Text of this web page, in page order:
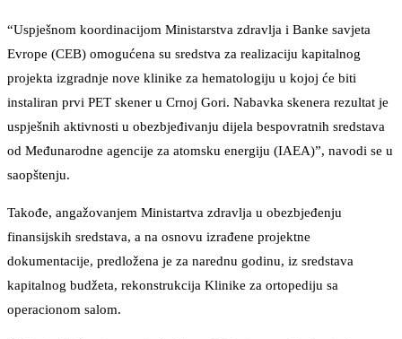
“Uspješnom koordinacijom Ministarstva zdravlja i Banke savjeta
Evrope (CEB) omogućena su sredstva za realizaciju kapitalnog
projekta izgradnje nove klinike za hematologiju u kojoj će biti
instaliran prvi PET skener u Crnoj Gori. Nabavka skenera rezultat je
uspješnih aktivnosti u obezbjeđivanju dijela bespovratnih sredstava
od Međunarodne agencije za atomsku energiju (IAEA)”, navodi se u
saopštenju.
Takođe, angažovanjem Ministartva zdravlja u obezbjeđenju
finansijskih sredstava, a na osnovu izrađene projektne
dokumentacije, predložena je za narednu godinu, iz sredstava
kapitalnog budžeta, rekonstrukcija Klinike za ortopediju sa
operacionom salom.